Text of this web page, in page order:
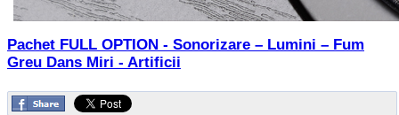
Pachet FULL OPTION - Sonorizare – Lumini – Fum
Greu Dans Miri - Artificii